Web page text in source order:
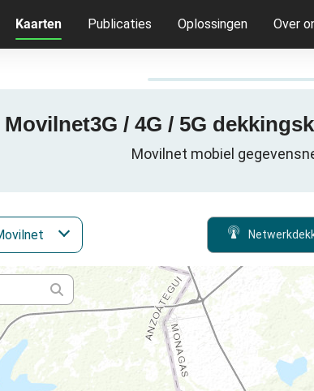
Kaarten Publicaties Oplossingen Over
Movilnet3G / 4G / 5G
Movilnet mobiel